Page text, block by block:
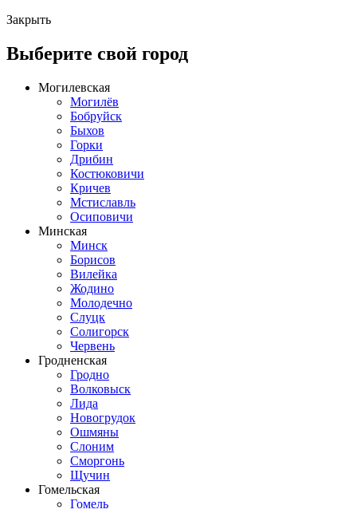
Закрыть
Выберите свой город
Могилевская
Могилёв
Бобруйск
Быхов
Горки
Дрибин
Костюковичи
Кричев
Мстиславль
Осиповичи
Минская
Минск
Борисов
Вилейка
Жодино
Молодечно
Слуцк
Солигорск
Червень
Гродненская
Гродно
Волковыск
Лида
Новогрудок
Ошмяны
Слоним
Сморгонь
Щучин
Гомельская
Гомель